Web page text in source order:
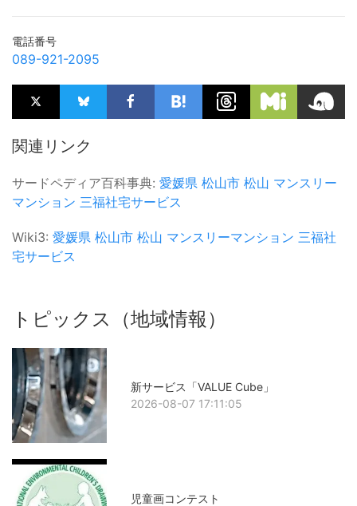
電話番号
089-921-2095
関連リンク
サードペディア百科事典: 愛媛県 松山市 松山 マンスリー
マンション 三福社宅サービス
Wiki3: 愛媛県 松山市 松山 マンスリーマンション 三福社
宅サービス
トピックス（地域情報）
新サービス「VALUE Cube」
2026-08-07 17:11:05
児童画コンテスト